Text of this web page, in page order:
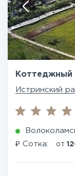
Коттеджный
Истринский
₽ Сотка: от